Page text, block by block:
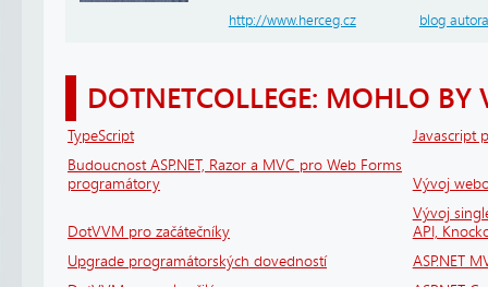
http://www.herceg.cz blog autora
DOTNETCOLLEGE: MOHLO BY
TypeScript
Javascript
Budoucnost ASP.NET, Razor a MVC pro Web Forms
programátory
Vývoj
DotVVM pro začátečníky
Vývoj
API,
Upgrade programátorských dovedností
ASP.NET